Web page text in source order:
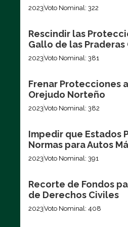
2023Voto Nominal: 322
Rescindir las
Gallo de las Praderas
2023Voto Nominal: 381
Frenar Protecciones
Orejudo Norteño
2023Voto Nominal: 382
Impedir que Estados
Normas para Autos
2023Voto Nominal: 391
Recorte de Fondos
de Derechos Civiles
2023Voto Nominal: 408